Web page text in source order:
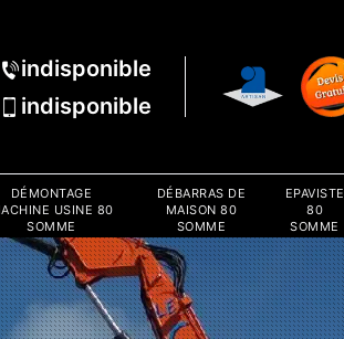
indisponible
indisponible
DÉMONTAGE
USINE 80
SOMME
DÉBARRAS DE
MAISON 80
SOMME
EPAVISTE
80
SOMME